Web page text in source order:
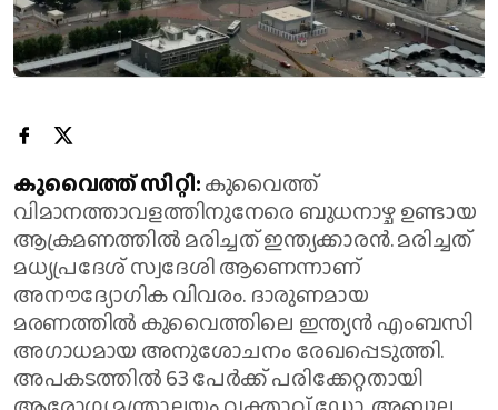
കുവൈത്ത് സിറ്റി:കുവൈത്ത്
വിമാനത്താവളത്തിനുനേരെ ബുധനാഴ്ച ഉണ്ടായ
ആക്രമണത്തിൽ മരിച്ചത് ഇന്ത്യക്കാരൻ. മരിച്ചത്
മധ്യപ്രദേശ് സ്വദേശി ആണെന്നാണ്
അനൗദ്യോഗിക വിവരം. ദാരുണമായ
മരണത്തിൽ കുവൈത്തിലെ ഇന്ത്യൻ എംബസി
അഗാധമായ അനുശോചനം രേഖപ്പെടുത്തി.
അപകടത്തിൽ 63 പേർക്ക് പരിക്കേറ്റതായി